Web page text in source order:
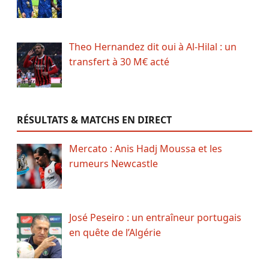
Theo Hernandez dit oui à Al-Hilal : un
transfert à 30 M€ acté
RÉSULTATS & MATCHS EN DIRECT
Mercato : Anis Hadj Moussa et les
rumeurs Newcastle
José Peseiro : un entraîneur portugais
en quête de l’Algérie